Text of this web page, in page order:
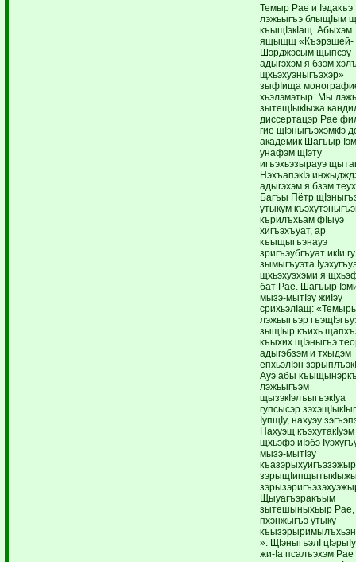
Темыр Рае и Iэдакъэ
лэжьыгъэ блыщIым
къыщIэкIащ. Абыхэм
ящыщщ «Къэрэшей-
Шэрджэсым щыпсэу
адыгэхэм я бзэм
щхьэхуэныгъэхэр»
зыфIища
хьэлэмэтыр. Мы
зытещIыкIыжа
диссертацэр Рае
гие щIэныгъэхэмкIэ
академик Шагъыр
унафэм щIэту
игъэхьэзырауэ
НэхъапэкIэ
адыгэхэм я бзэм
Багъы Пётр
утыкум
кърилъхьам фIыуэ
хигъэхъуат, ар
къыщыгъэнауэ
зригъэубгъуат икIи
зымыгъуэта
щхьэхуэхэми я
бат Рае. Шагъыр
мызэ-мытIэу жиIэу
срихьэлIащ:
лэжьыгъэр
зыщIыр къихь
къыхих щIэныгъэ
адыгэбзэм и тхыдэм
епхьэлIэн
Ауэ абы
лэжьыгъэм
щызэкIэлъыгъэкIуа
гупсысэр
IупщIу, нахуэу
Нахуэщ
щхьэфэ иIэбэ
мызэ-мытIэу
Щыуагъэракъым
зытешыныхьыр Рае,
пхэнжыгъэ утыку
». ЩIэныгъэлI
жи-Iа псалъэхэм Рае